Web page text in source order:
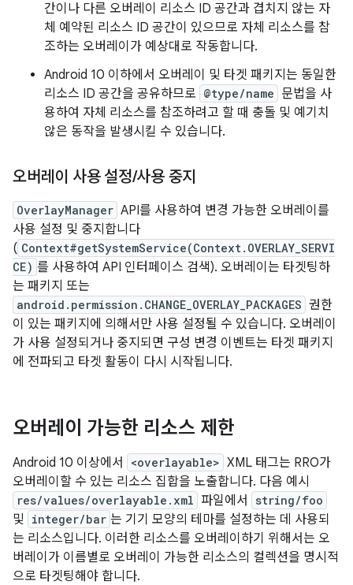
간이나 다른 오버레이 리소스 ID 공간과 겹치지 않는 자
체 예약된 리소스 ID 공간이 있으므로 자체 리소스를 참
조하는 오버레이가 예상대로 작동합니다.
Android 10 이하에서 오버레이 및 타겟 패키지는 동일한
리소스 ID 공간을 공유하므로 @type/name 문법을 사
용하여 자체 리소스를 참조하려고 할 때 충돌 및 예기치
않은 동작을 발생시킬 수 있습니다.
오버레이 사용 설정/사용 중지
OverlayManager API를 사용하여 변경 가능한 오버레이를
사용 설정 및 중지합니다
( Context#getSystemService(Context.OVERLAY_SERVI
CE) 를 사용하여 API 인터페이스 검색). 오버레이는 타겟팅하
는 패키지 또는
android.permission.CHANGE_OVERLAY_PACKAGES 권한
이 있는 패키지에 의해서만 사용 설정될 수 있습니다. 오버레이
가 사용 설정되거나 중지되면 구성 변경 이벤트는 타겟 패키지
에 전파되고 타겟 활동이 다시 시작됩니다.
오버레이 가능한 리소스 제한
Android 10 이상에서 <overlayable> XML 태그는 RRO가
오버레이할 수 있는 리소스 집합을 노출합니다. 다음 예시
res/values/overlayable.xml 파일에서 string/foo
및 integer/bar 는 기기 모양의 테마를 설정하는 데 사용되
는 리소스입니다. 이러한 리소스를 오버레이하기 위해서는 오
버레이가 이름별로 오버레이 가능한 리소스의 컬렉션을 명시적
으로 타겟팅해야 합니다.